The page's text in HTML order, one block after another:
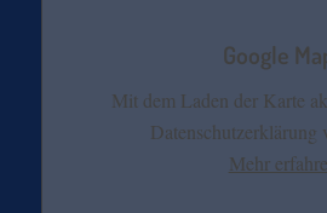
Google
Mit dem Laden der Karte
Datenschutzerklärung
Mehr